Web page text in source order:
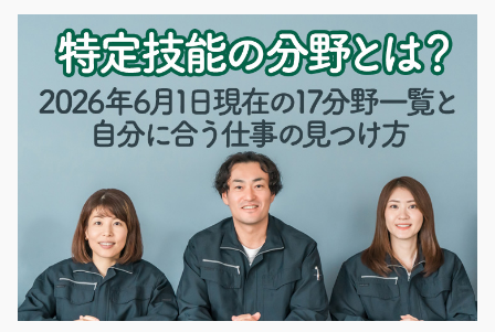
時給1000円～
山口県山口市
気になる
箱詰めスタッフ 部品のかんたん加工 /i02_00069
男女活躍中の職場☆材料を機械に投入して、出来上がっ
た部品を組み立ててい…
長期（3ヶ月以上）
時給1150円～